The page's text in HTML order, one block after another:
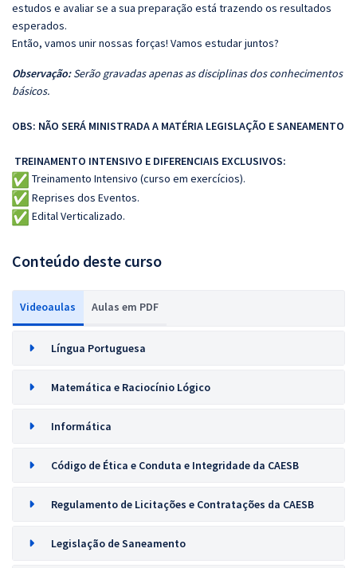
estudos e avaliar se a sua preparação está trazendo os resultados
esperados.
Então, vamos unir nossas forças! Vamos estudar juntos?
Observação:Serão gravadas apenas as disciplinas dos conhecimentos
básicos.
OBS: NÃO SERÁ MINISTRADA A MATÉRIA LEGISLAÇÃO E SANEAMENTO
TREINAMENTO INTENSIVO E DIFERENCIAIS EXCLUSIVOS:
Treinamento Intensivo (curso em exercícios).
Reprises dos Eventos.
Edital Verticalizado.
Conteúdo deste curso
Videoaulas Aulas em PDF
Língua Portuguesa
Matemática e Raciocínio Lógico
Informática
Código de Ética e Conduta e Integridade da CAESB
Regulamento de Licitações e Contratações da CAESB
Legislação de Saneamento